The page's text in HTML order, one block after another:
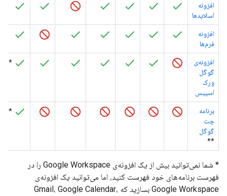
افزونه
اسلایدها
افزونه
فرم‌ها
افزونه‌ی
گوگل
ورک
اسپیس
*
برنامه
چت
گوگل
**
**
* شما نمی‌توانید بیش از یک افزونه‌ی Google Workspace را در
فهرست برنامه‌های خود فهرست کنید، اما می‌توانید یک افزونه‌ی
Google Workspace بسازید که Gmail، Google Calendar،